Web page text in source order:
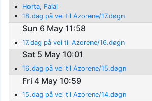
Horta, Faial
18.dag på vei til Azorene/17.døgn
Sun 6 May 11:58
17.dag på vei til Azorene/16.døgn
Sat 5 May 10:01
16.dag på vei til Azorene/15.døgn
Fri 4 May 10:59
15.dag på vei til Azorene/14.døgn